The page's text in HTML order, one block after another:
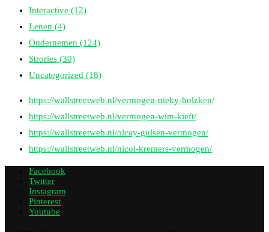
Interactive (12)
Lenen (4)
Ondernemen (124)
Strories (30)
Uncategorized (18)
https://wallstreetweb.nl/vermogen-nieky-holzken/
https://wallstreetweb.nl/vermogen-wim-kieft/
https://wallstreetweb.nl/olcay-gulsen-vermogen/
https://wallstreetweb.nl/nicol-kremers-vermogen/
Facebook
Twitter
Instagram
Pinterest
Youtube